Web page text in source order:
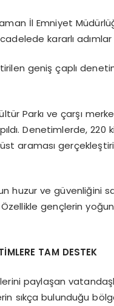
İl Emniyet
kararlı
geniş çaplı
Parkı ve çarşı
Denetimlerde,
araması
huzur ve güvenliğini
gençlerin
TAM DESTEK
paylaşan
sıkça bulunduğu